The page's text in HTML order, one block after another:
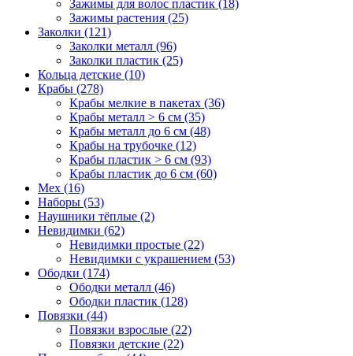
Зажимы для волос пластик (18)
Зажимы растения (25)
Заколки (121)
Заколки металл (96)
Заколки пластик (25)
Кольца детские (10)
Крабы (278)
Крабы мелкие в пакетах (36)
Крабы металл > 6 см (35)
Крабы металл до 6 см (48)
Крабы на трубочке (12)
Крабы пластик > 6 см (93)
Крабы пластик до 6 см (60)
Мех (16)
Наборы (53)
Наушники тёплые (2)
Невидимки (62)
Невидимки простые (22)
Невидимки с украшением (53)
Ободки (174)
Ободки металл (46)
Ободки пластик (128)
Повязки (44)
Повязки взрослые (22)
Повязки детские (22)